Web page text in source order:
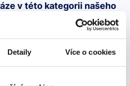
Detaily Více o cookies
v této kategorii našeho
a year